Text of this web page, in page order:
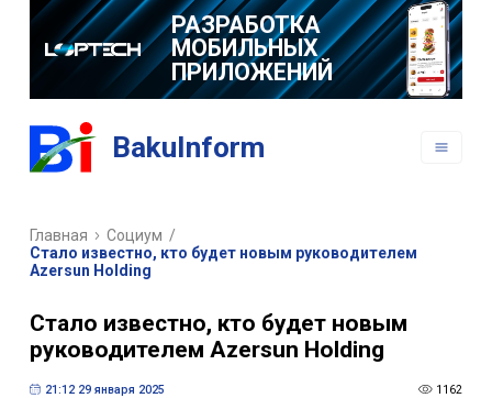
РАЗРАБОТКА
МОБИЛЬНЫХ
ПРИЛОЖЕНИЙ
BakuInform
Главная Социум /
Стало известно, кто будет новым руководителем
Azersun Holding
Стало известно, кто будет новым
руководителем Azersun Holding
21:12 29 января 2025 1162